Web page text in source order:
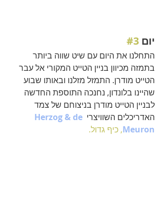
יום #3
התחלנו את היום עם שיט שווה ביותר
בתמזה מכיוון בניין הטייט המקורי אל עבר
הטייט מודרן. התמזל מזלנו ובאותו שבוע
שהיינו בלונדון, נחנכה התוספת החדשה
לבניין הטייט מודרן בניצוחם של צמד
האדריכלים השוויצרי Herzog & de
Meuron, כיף גדול.